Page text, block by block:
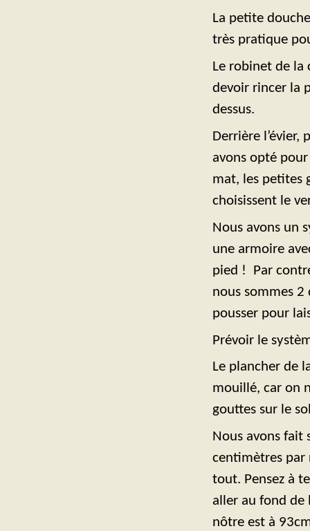
La petite
très pratique
Le robinet de la
devoir rincer la
dessus.
Derrière
avons opté
mat, les petites
choisissent le
Nous avons un
une armoire
pied ! Par
nous sommes
pousser pour
Prévoir le
Le plancher de
mouillé, car on
gouttes sur le
Nous avons fait
centimètres par
tout. Pensez à
aller au fond de
nôtre est à